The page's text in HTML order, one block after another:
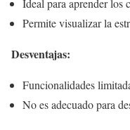
Ideal para aprender los
Permite visualizar la
Desventajas:
Funcionalidades
No es adecuado para